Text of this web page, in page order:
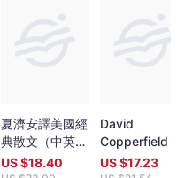
夏濟安譯美國經
典散文（中英對
照版）
US $18.40
David
Copperfield
US $17.23